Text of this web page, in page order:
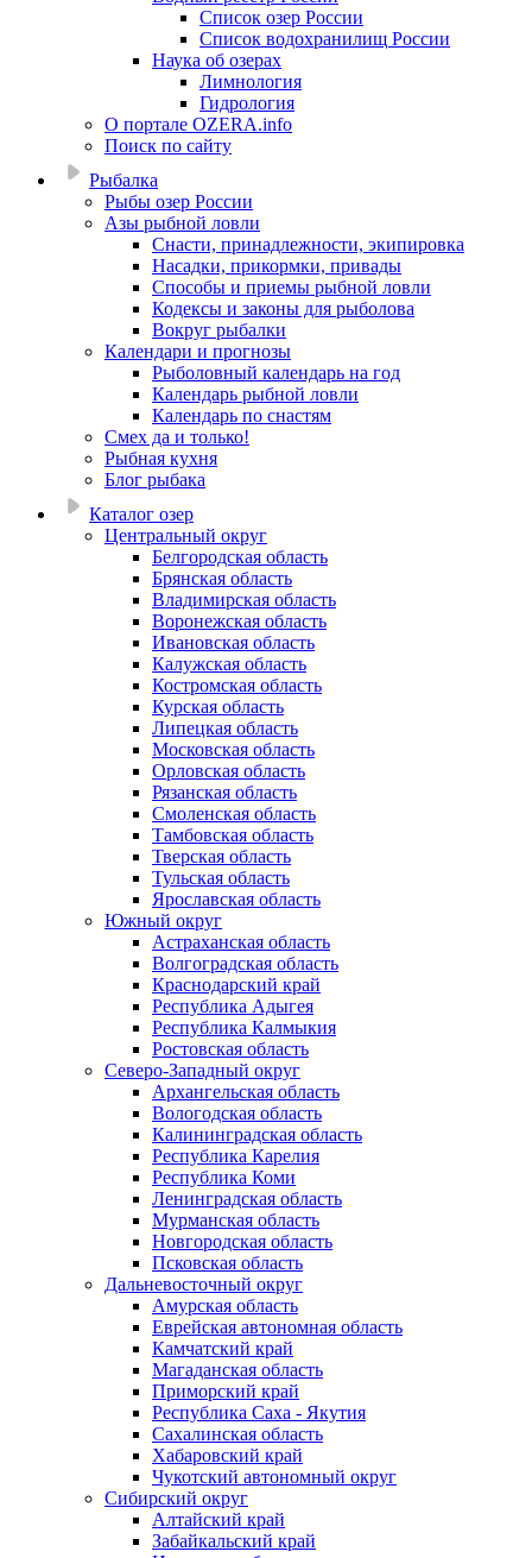
Список озер России
Список водохранилищ России
Наука об озерах
Лимнология
Гидрология
О портале OZERA.info
Поиск по сайту
Рыбалка
Рыбы озер России
Азы рыбной ловли
Снасти, принадлежности, экипировка
Насадки, прикормки, привады
Способы и приемы рыбной ловли
Кодексы и законы для рыболова
Вокруг рыбалки
Календари и прогнозы
Рыболовный календарь на год
Календарь рыбной ловли
Календарь по снастям
Смех да и только!
Рыбная кухня
Блог рыбака
Каталог озер
Центральный округ
Белгородская область
Брянская область
Владимирская область
Воронежская область
Ивановская область
Калужская область
Костромская область
Курская область
Липецкая область
Московская область
Орловская область
Рязанская область
Смоленская область
Тамбовская область
Тверская область
Тульская область
Ярославская область
Южный округ
Астраханская область
Волгоградская область
Краснодарский край
Республика Адыгея
Республика Калмыкия
Ростовская область
Северо-Западный округ
Архангельская область
Вологодская область
Калининградская область
Республика Карелия
Республика Коми
Ленинградская область
Мурманская область
Новгородская область
Псковская область
Дальневосточный округ
Амурская область
Еврейская автономная область
Камчатский край
Магаданская область
Приморский край
Республика Саха - Якутия
Сахалинская область
Хабаровский край
Чукотский автономный округ
Сибирский округ
Алтайский край
Забайкальский край